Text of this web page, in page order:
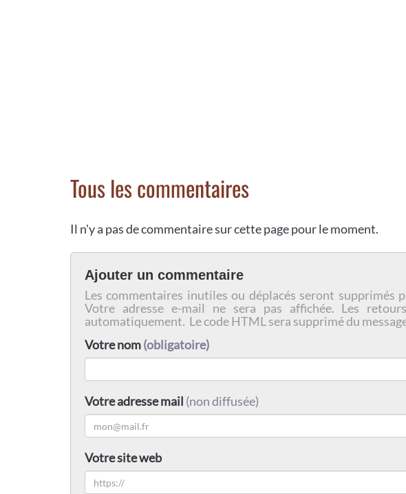
Tous les commentaires
Il n'y a pas de commentaire sur cette page pour le moment.
Ajouter un commentaire
Les commentaires inutiles ou déplacés seront supprimés
Votre adresse e-mail ne sera pas affichée. Les
automatiquement. Le code HTML sera supprimé du
Votre nom(obligatoire)
Votre adresse mail (non diffusée)
Votre site web